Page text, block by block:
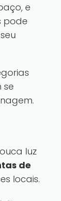
e
pode
se
luz
de
locais.